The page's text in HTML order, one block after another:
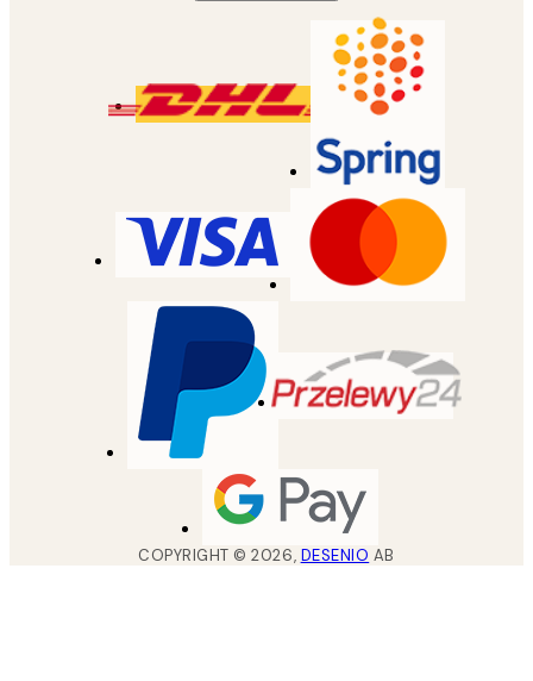
COPYRIGHT ©2026, DESENIO AB